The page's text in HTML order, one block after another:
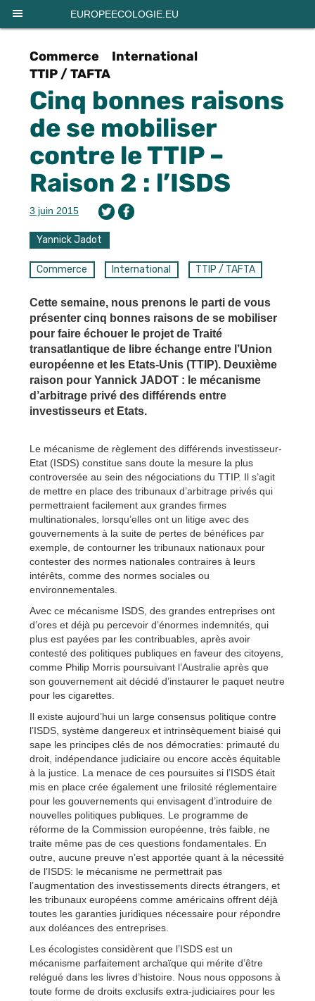
EUROPEECOLOGIE.EU
Commerce
International
TTIP / TAFTA
Cinq bonnes raisons
de se mobiliser
contre le TTIP –
Raison 2 : l’ISDS
3 juin 2015
Yannick Jadot
Commerce International TTIP / TAFTA
Cette semaine, nous prenons le parti de vous
présenter cinq bonnes raisons de se mobiliser
pour faire échouer le projet de Traité
transatlantique de libre échange entre l’Union
européenne et les Etats-Unis (TTIP). Deuxième
raison pour Yannick JADOT : le mécanisme
d’arbitrage privé des différends entre
investisseurs et Etats.
Le mécanisme de règlement des différends investisseur-
Etat (ISDS) constitue sans doute la mesure la plus
controversée au sein des négociations du TTIP. Il s’agit
de mettre en place des tribunaux d’arbitrage privés qui
permettraient facilement aux grandes firmes
multinationales, lorsqu’elles ont un litige avec des
gouvernements à la suite de pertes de bénéfices par
exemple, de contourner les tribunaux nationaux pour
contester des normes nationales contraires à leurs
intérêts, comme des normes sociales ou
environnementales.
Avec ce mécanisme ISDS, des grandes entreprises ont
d’ores et déjà pu percevoir d’énormes indemnités, qui
plus est payées par les contribuables, après avoir
contesté des politiques publiques en faveur des citoyens,
comme Philip Morris poursuivant l’Australie après que
son gouvernement ait décidé d’instaurer le paquet neutre
pour les cigarettes.
Il existe aujourd’hui un large consensus politique contre
l’ISDS, système dangereux et intrinsèquement biaisé qui
sape les principes clés de nos démocraties: primauté du
droit, indépendance judiciaire ou encore accès équitable
à la justice. La menace de ces poursuites si l’ISDS était
mis en place crée également une frilosité réglementaire
pour les gouvernements qui envisagent d’introduire de
nouvelles politiques publiques. Le programme de
réforme de la Commission européenne, très faible, ne
traite même pas de ces questions fondamentales. En
outre, aucune preuve n’est apportée quant à la nécessité
de l’ISDS: le mécanisme ne permettrait pas
l’augmentation des investissements directs étrangers, et
les tribunaux européens comme américains offrent déjà
toutes les garanties juridiques nécessaire pour répondre
aux doléances des entreprises.
Les écologistes considèrent que l’ISDS est un
mécanisme parfaitement archaïque qui mérite d’être
relégué dans les livres d’histoire. Nous nous opposons à
toute forme de droits exclusifs extra-judiciaires pour les